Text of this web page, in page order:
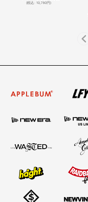
(税込: 10,780円)